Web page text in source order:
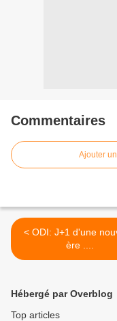
Commentaires
Ajouter
< ODI: J+1 d'une nouvelle
ère ....
Hébergé par Overblog
Top articles